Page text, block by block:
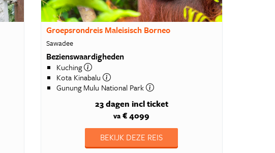
Groepsrondreis Maleisisch Borneo
Sawadee
Bezienswaardigheden
Kuching
Kota Kinabalu
Gunung Mulu National Park
23 dagen incl ticket
va € 4099
BEKIJK DEZE REIS